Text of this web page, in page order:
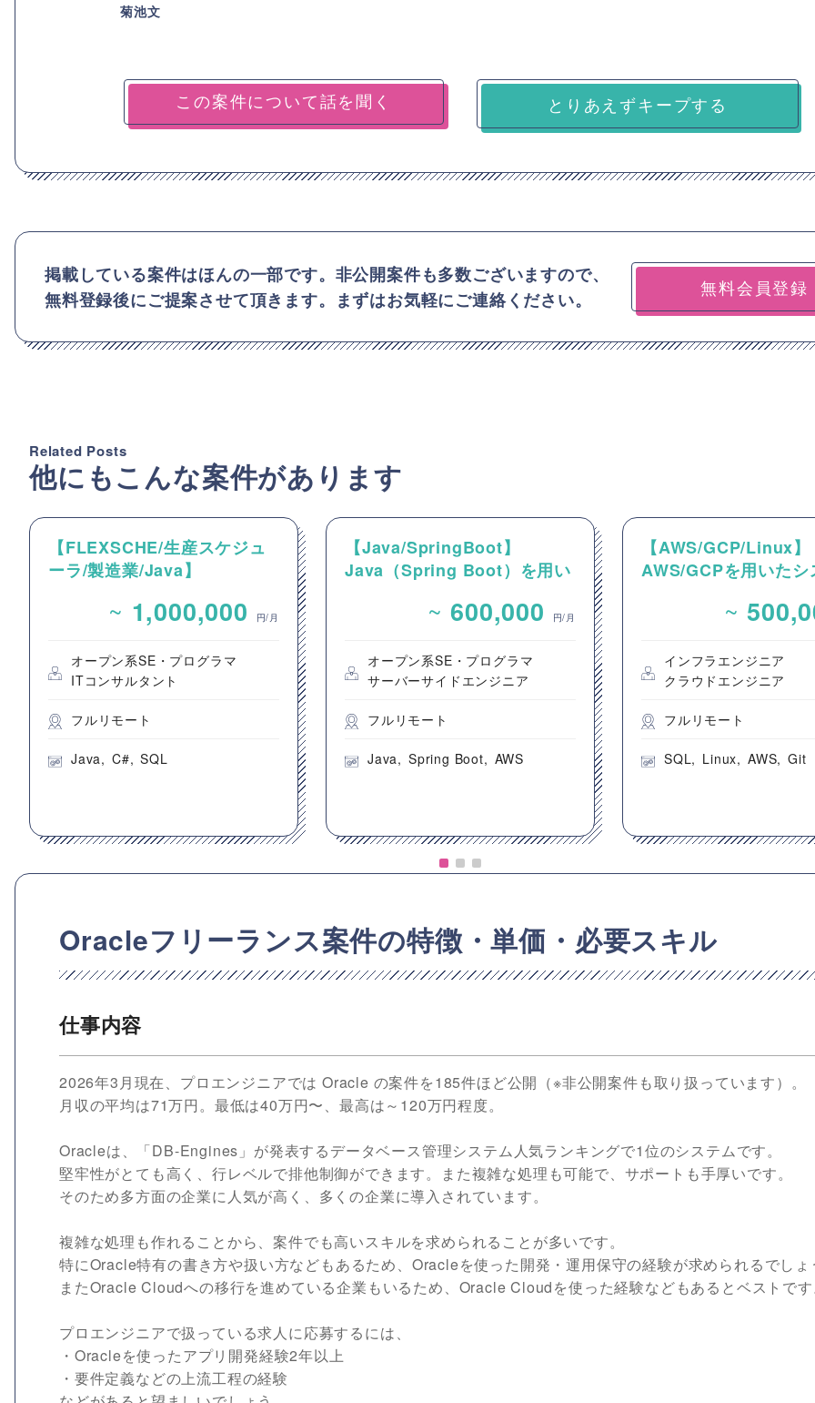
菊池文
とりあえずキープする
掲載している案件はほんの一部です。非公開案件も多数ございますので、
無料登録後にご提案させて頂きます。まずはお気軽にご連絡ください。
無料会員登録
Related Posts
他にもこんな案件があります
【FLEXSCHE/生産スケジュ
ーラ/製造業/Java】
け生産スケジューラ導入・保
~ 1,000,000 円/月
オープン系SE・プログラマ
ITコンサルタント
フルリモート
Java C# SQL
【Java/SpringBoot】
Java（Spring Boot）を用い
~ 600,000 円/月
オープン系SE・プログラマ
サーバーサイドエンジニア
フルリモート
Java Spring Boot AWS
【AWS/GCP/Linux】
AWS/GCPを用いたシ
~
インフラエンジニア
クラウドエンジニア
フルリモート
SQL Linux AWS Git
Oracleフリーランス案件の特徴・単価・必要スキル
仕事内容
2026年3月現在、プロエンジニアでは Oracle の案件を185件ほど公開（※非公開案件も取り扱っています）。
月収の平均は71万円。最低は40万円〜、最高は～120万円程度。
Oracleは、「DB-Engines」が発表するデータベース管理システム人気ランキングで1位のシステムです。
堅牢性がとても高く、行レベルで排他制御ができます。また複雑な処理も可能で、サポートも手厚いです。
そのため多方面の企業に人気が高く、多くの企業に導入されています。
複雑な処理も作れることから、案件でも高いスキルを求められることが多いです。
特にOracle特有の書き方や扱い方などもあるため、Oracleを使った開発・運用保守の経験が求められるでしょ
またOracle Cloudへの移行を進めている企業もいるため、Oracle Cloudを使った経験などもあるとベストで
プロエンジニアで扱っている求人に応募するには、
・Oracleを使ったアプリ開発経験2年以上
・要件定義などの上流工程の経験